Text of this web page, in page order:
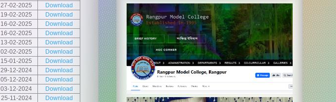
27-02-2025
Download
19-02-2025
Download
16-02-2025
Download
16-02-2025
Download
13-02-2025
Download
02-02-2025
Download
15-01-2025
Download
29-12-2024
Download
05-12-2024
Download
03-12-2024
Download
25-11-2024
Download